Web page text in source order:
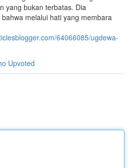
yang bukan terbatas. Dia
melalui hati yang membara
64066085/ugdewa-
Upvoted